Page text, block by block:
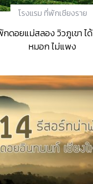
โรงแรม ที่พักเชียงราย
กดอยแม่สลอง วิวภูเขา ไ
หมอก ไม่แพง